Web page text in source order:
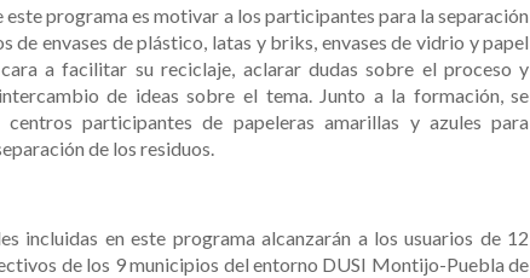
este programa es motivar a los participantes para la separación
de envases de plástico, latas y briks, envases de vidrio y papel
a facilitar su reciclaje, aclarar dudas sobre el proceso y
de ideas sobre el tema. Junto a la formación, se
participantes de papeleras amarillas y azules para
de los residuos.
incluidas en este programa alcanzarán a los usuarios de 12
de los 9 municipios del entorno DUSI Montijo-Puebla de